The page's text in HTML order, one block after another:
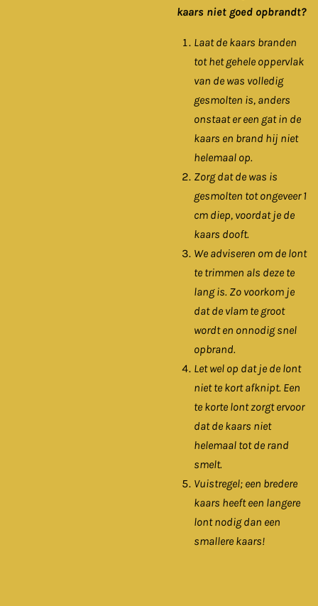
kaars niet goed opbrandt?
Laat de kaars branden
tot het gehele oppervlak
van de was volledig
gesmolten is, anders
onstaat er een gat in de
kaars en brand hij niet
helemaal op.
Zorg dat de was is
gesmolten tot ongeveer 1
cm diep, voordat je de
kaars dooft.
We adviseren om de lont
te trimmen als deze te
lang is. Zo voorkom je
dat de vlam te groot
wordt en onnodig snel
opbrand.
Let wel op dat je de lont
niet te kort afknipt. Een
te korte lont zorgt ervoor
dat de kaars niet
helemaal tot de rand
smelt.
Vuistregel; een bredere
kaars heeft een langere
lont nodig dan een
smallere kaars!